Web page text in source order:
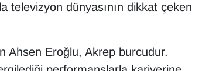
televizyon dünyasının dikkat çeken
Ahsen Eroğlu, Akrep burcudur.